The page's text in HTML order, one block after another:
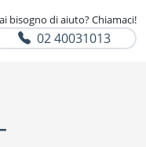
bisogno di aiuto? Chiamaci!
02 40031013